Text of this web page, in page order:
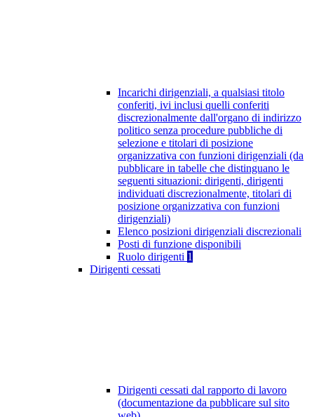
Incarichi dirigenziali, a qualsiasi titolo
conferiti, ivi inclusi quelli conferiti
discrezionalmente dall'organo di indirizzo
politico senza procedure pubbliche di
selezione e titolari di posizione
organizzativa con funzioni dirigenziali (da
pubblicare in tabelle che distinguano le
seguenti situazioni: dirigenti, dirigenti
individuati discrezionalmente, titolari di
posizione organizzativa con funzioni
dirigenziali)
Elenco posizioni dirigenziali discrezionali
Posti di funzione disponibili
Ruolo dirigenti 1
Dirigenti cessati
Dirigenti cessati dal rapporto di lavoro
(documentazione da pubblicare sul sito